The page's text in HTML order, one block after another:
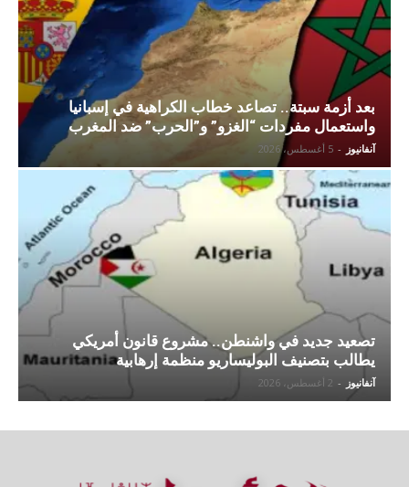
بعد أزمة سبتة.. تصاعد خطاب الكراهية في إسبانيا
واستعمال مفردات “الغزو” و”الحرب” ضد المغرب
آنفانيوز - 5 أغسطس، 2026
تصعيد جديد في واشنطن.. مشروع قانون أمريكي
يطالب بتصنيف البوليساريو منظمة إرهابية
آنفانيوز - 2 أغسطس، 2026